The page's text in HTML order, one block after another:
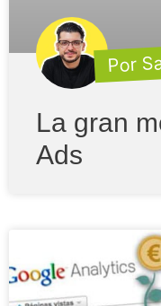
Por
La gran
Ads